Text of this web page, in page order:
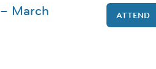
March
ATTEND